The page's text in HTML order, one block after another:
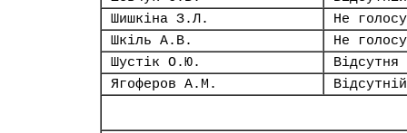
Шишкіна З.Л.
Не
Шкіль А.В.
Не
Шустік О.Ю.
Відсутня
Ягоферов А.М.
Відсутній